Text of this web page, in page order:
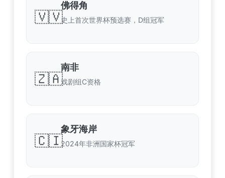
🇻🇻
佛得角
史上首次世界杯预选赛，D组冠军
🇿🇦
南非
戏剧组C资格
🇨🇮
象牙海岸
2024年非洲国家杯冠军